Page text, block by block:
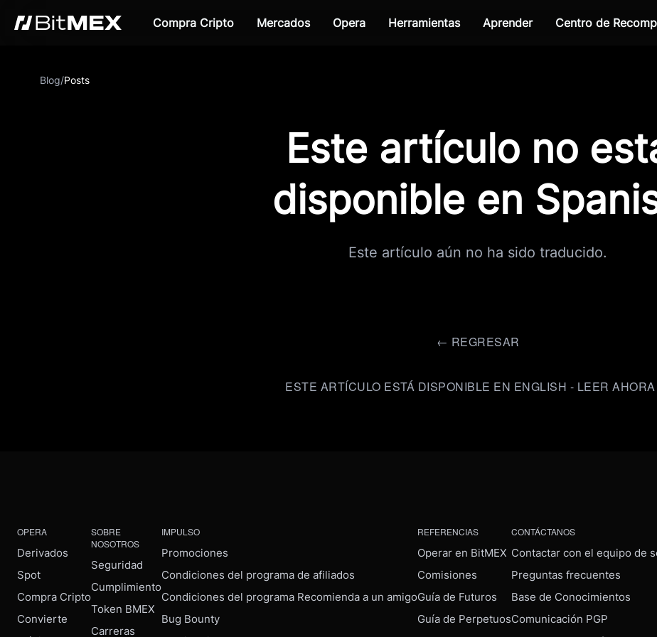
Compra Cripto Mercados Opera Herramientas Aprender Centro de
Blog/Posts
Este artículo no
disponible en
Este artículo aún no ha sido traducido.
← REGRESAR
ESTE ARTÍCULO ESTÁ DISPONIBLE EN ENGLISH - LEER
OPERA
Derivados
Spot
Compra Cripto
Convierte
SOBRE
NOSOTROS
Seguridad
Cumplimiento
Token BMEX
Carreras
IMPULSO
Promociones
Condiciones del programa de afiliados
Condiciones del programa Recomienda a un amigo
Bug Bounty
REFERENCIAS
Operar en BitMEX
Comisiones
Guía de Futuros
Guía de Perpetuos
CONTÁCTANOS
Contactar con el equipo de
Preguntas frecuentes
Base de Conocimientos
Comunicación PGP